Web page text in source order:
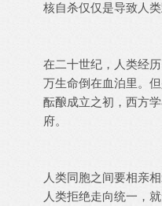
核自杀仅仅是导致人
在二十世纪，人类经
万生命倒在血泊里。
酝酿成立之初，西方
府。
人类同胞之间要相亲
人类拒绝走向统一，